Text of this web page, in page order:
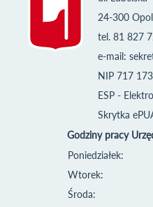
24-300
tel. 81 827
e-mail:
NIP 717
ESP -
Skrytka
Godziny pracy
Poniedziałek:
Wtorek:
Środa: